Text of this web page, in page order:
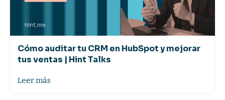
Cómo auditar tu CRM en HubSpot y mejorar
tus ventas | Hint Talks
Leer más